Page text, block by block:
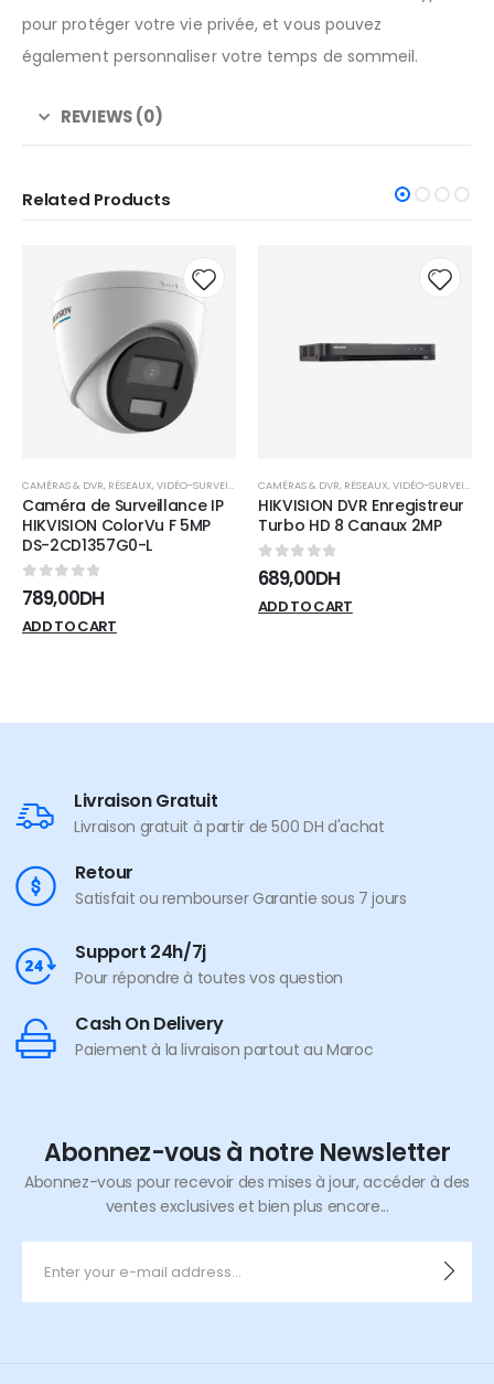
pour protéger votre vie privée, et vous pouvez
également personnaliser votre temps de sommeil.
REVIEWS (0)
Related Products
wishlist
CAMÉRAS & DVR, RÉSEAUX,VIDÉO-SURVEILLANCE
HIKVISION DVR Enregistreur
Turbo HD 8 Canaux 2MP
0sur 5
689,00DH
ADD TO CART
PÉRIPHÉRIQUES RÉSEAU,RÉSEAUX,ROUTEURS
Routeur TP-Link Archer
AX55 AX3000 Wi-Fi 6
0sur 5
1.349,00DH
ADD TO CART
Livraison Gratuit
Livraison gratuit à partir de 500 DH d'achat
Retour
Satisfait ou rembourser Garantie sous 7 jours
Support 24h/7j
Pour répondre à toutes vos question
Cash On Delivery
Paiement à la livraison partout au Maroc
Abonnez-vous à notre Newsletter
Abonnez-vous pour recevoir des mises à jour, accéder à des
ventes exclusives et bien plus encore...